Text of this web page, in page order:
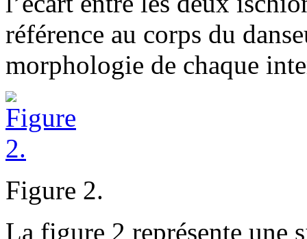
référence au corps du
morphologie de chaque
Figure 2.
La figure 2 représente une